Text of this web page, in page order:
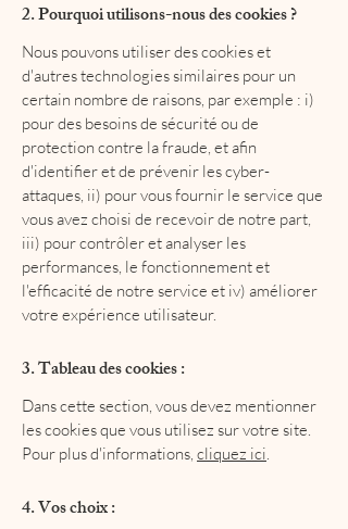
2. Pourquoi utilisons-nous des cookies ?
Nous pouvons utiliser des cookies et
d'autres technologies similaires pour un
certain nombre de raisons, par exemple : i)
pour des besoins de sécurité ou de
protection contre la fraude, et afin
d'identifier et de prévenir les cyber-
attaques, ii) pour vous fournir le service que
vous avez choisi de recevoir de notre part,
iii) pour contrôler et analyser les
performances, le fonctionnement et
l'efficacité de notre service et iv) améliorer
votre expérience utilisateur.
3. Tableau des cookies :
Dans cette section, vous devez mentionner
les cookies que vous utilisez sur votre site.
Pour plus d'informations, cliquez ici.
4. Vos choix :